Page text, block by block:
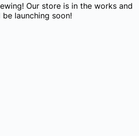
Our store is in the works and
be launching soon!